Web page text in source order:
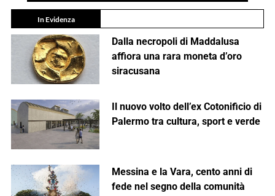
In Evidenza
Dalla necropoli di Maddalusa
affiora una rara moneta d’oro
siracusana
Il nuovo volto dell’ex Cotonificio di
Palermo tra cultura, sport e verde
Messina e la Vara, cento anni di
fede nel segno della comunità